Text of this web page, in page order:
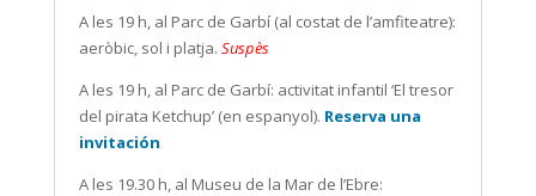
A les 19 h, al Parc de Garbí (al costat de l’amfiteatre):
aeròbic, sol i platja. Suspès
A les 19 h, al Parc de Garbí: activitat infantil ‘El tresor
del pirata Ketchup’ (en espanyol). Reserva una
invitación
A les 19.30 h, al Museu de la Mar de l’Ebre: